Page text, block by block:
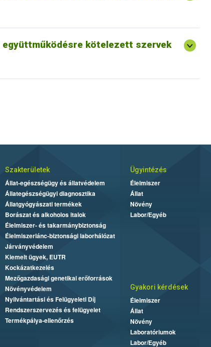
kötelezett szervek
Szakterületek
Állat-egészségügy és állatvédelem
Állategészségügyi diagnosztika
Állatgyógyászati termékek
Borászat és alkoholos italok
Élelmiszer- és takarmánybiztonság
Élelmiszerlánc-biztonsági laborhálózat
Járványvédelem
Kiemelt ügyek, EUTR
Kockázatkezelés
Mezőgazdasági genetikai erőforrások
Növényvédelem
Nyilvántartási és Felügyeleti Díj
Rendszerszervezés és felügyelet
Termékpálya-ellenőrzés
Ügyintézés
Élelmiszer
Állat
Növény
Labor/Egyéb
Gyakori kérdések
Élelmiszer
Állat
Növény
Laboratóriumok
Labor/Egyéb